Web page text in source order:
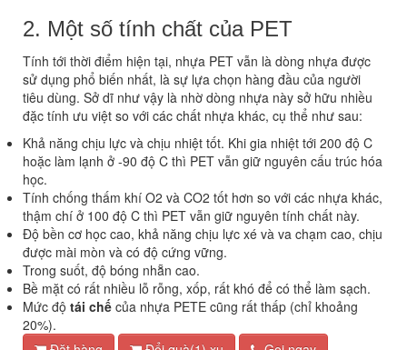
2. Một số tính chất của PET
Tính tới thời điểm hiện tại, nhựa PET vẫn là dòng nhựa được
sử dụng phổ biến nhất, là sự lựa chọn hàng đầu của người
tiêu dùng. Sở dĩ như vậy là nhờ dòng nhựa này sở hữu nhiều
đặc tính ưu việt so với các chất nhựa khác, cụ thể như sau:
Khả năng chịu lực và chịu nhiệt tốt. Khi gia nhiệt tới 200 độ C
hoặc làm lạnh ở -90 độ C thì PET vẫn giữ nguyên cấu trúc hóa
học.
Tính chống thấm khí O2 và CO2 tốt hơn so với các nhựa khác,
thậm chí ở 100 độ C thì PET vẫn giữ nguyên tính chất này.
Độ bền cơ học cao, khả năng chịu lực xé và va chạm cao, chịu
được mài mòn và có độ cứng vững.
Trong suốt, độ bóng nhẵn cao.
Bề mặt có rất nhiều lỗ rỗng, xốp, rất khó để có thể làm sạch.
Mức độ tái chế của nhựa PETE cũng rất thấp (chỉ khoảng
20%).